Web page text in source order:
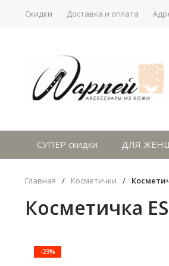
Скидки Доставка и оплата
СУПЕР скидки ДЛЯ
Главная / Косметички /
Косметичка
-23%